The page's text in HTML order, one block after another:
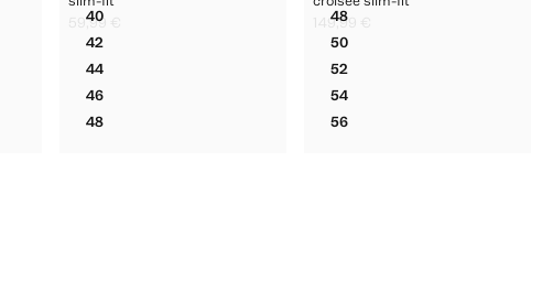
CROISÉE SLIM-FIT
CROISÉE SLIM-FIT
CROISÉE SLIM-FIT
CROISÉE SLIM-FIT
CROISÉE SLIM-FIT
40PANTALON COSTUME MONACO SLIM-FIT
42PANTALON COSTUME MONACO SLIM-FIT
44PANTALON COSTUME MONACO SLIM-FIT
46PANTALON COSTUME MONACO SLIM-FIT
48PANTALON COSTUME MONACO SLIM-FIT
Prix actuel [59,99 € ]
59,99 €
48VESTE DE COSTUME
50VESTE DE COSTUME
52VESTE DE COSTUME
54VESTE DE COSTUME
56VESTE DE COSTUME
Prix actuel [149,99 € ]
149,99 €